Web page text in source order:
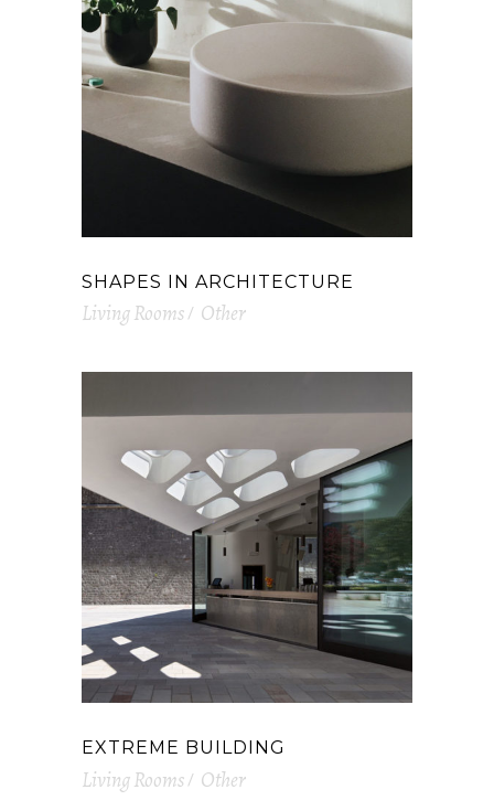
SHAPES IN ARCHITECTURE
Living Rooms Other
EXTREME BUILDING
Living Rooms Other